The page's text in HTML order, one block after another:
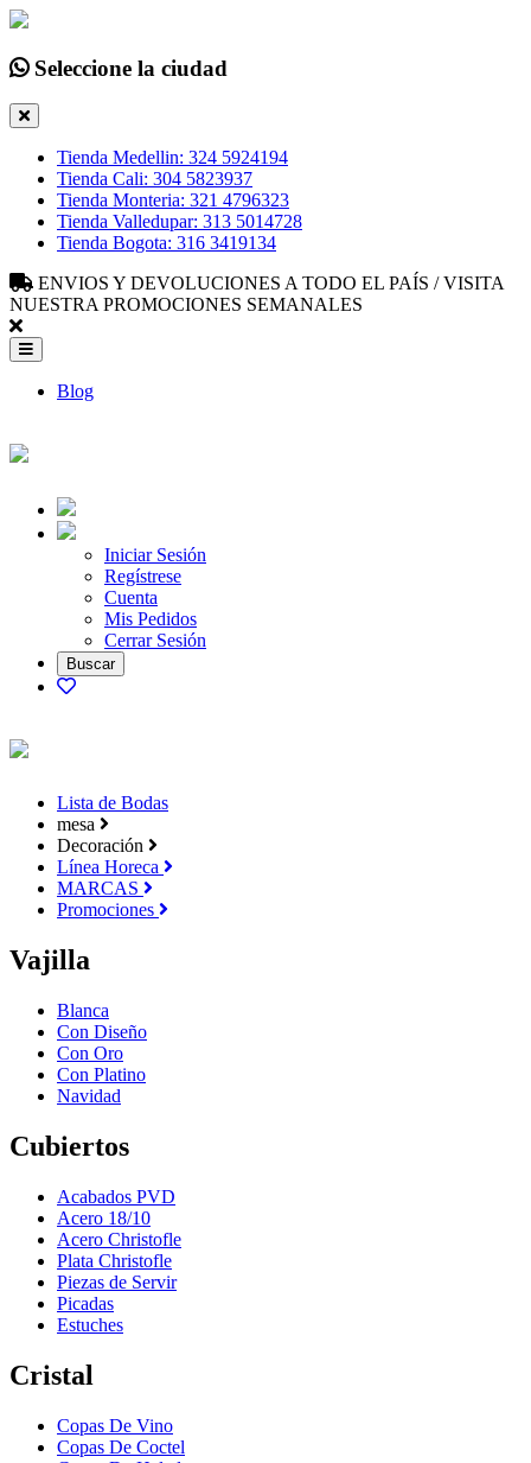
Seleccione la ciudad
Tienda Medellin: 324 5924194
Tienda Cali: 304 5823937
Tienda Monteria: 321 4796323
Tienda Valledupar: 313 5014728
Tienda Bogota: 316 3419134
ENVIOS Y DEVOLUCIONES A TODO EL PAÍS / VISITA
NUESTRA PROMOCIONES SEMANALES
Blog
Iniciar Sesión
Regístrese
Cuenta
Mis Pedidos
Cerrar Sesión
Lista de Bodas
mesa
Decoración
Línea Horeca
MARCAS
Promociones
Vajilla
Blanca
Con Diseño
Con Oro
Con Platino
Navidad
Cubiertos
Acabados PVD
Acero 18/10
Acero Christofle
Plata Christofle
Piezas de Servir
Picadas
Estuches
Cristal
Copas De Vino
Copas De Coctel